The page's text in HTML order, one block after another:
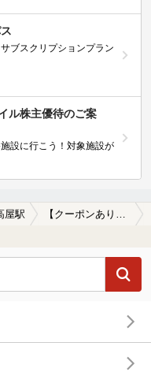
ブスクリプションプラン
ル株主優待のご案
設に行こう！対象施設が
屋駅